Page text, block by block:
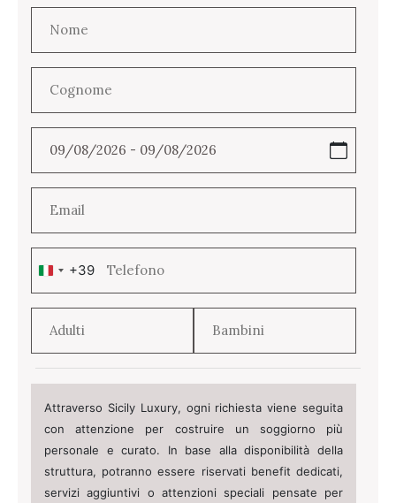
Italy +39
Attraverso Sicily Luxury, ogni richiesta viene seguita
con attenzione per costruire un soggiorno più
personale e curato. In base alla disponibilità della
struttura, potranno essere riservati benefit dedicati,
servizi aggiuntivi o attenzioni speciali pensate per